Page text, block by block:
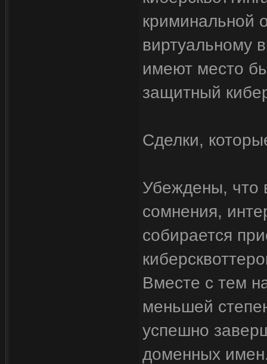
криминальной
виртуальному
имеют место
защитный
Сделки,
Убеждены, что
сомнения,
собирается
Вместе с тем
меньшей
успешно
доменных